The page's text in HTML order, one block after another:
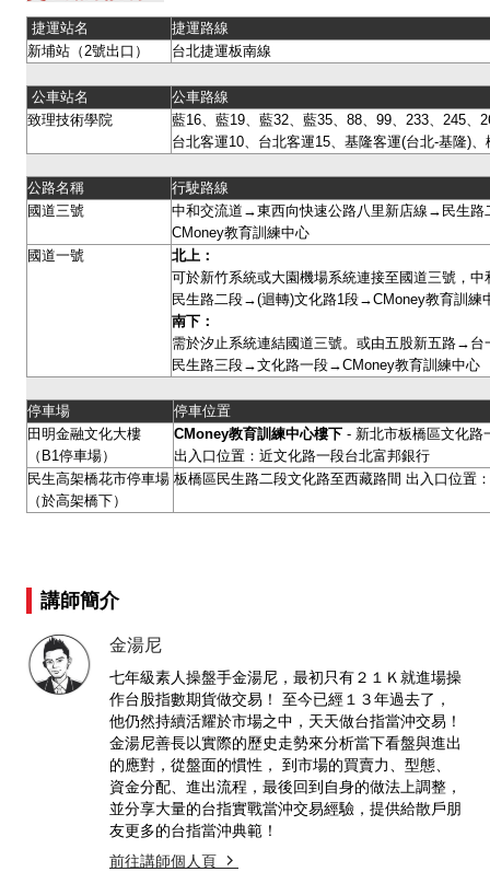
捷運站名
捷運路線
新埔站（2號出口）
台北捷運板南線
公車站名
公車路線
致理技術學院
藍16、藍19、藍32、藍35、88、99、233、245、
台北客運10、台北客運15、基隆客運(台北-基隆)
公路名稱
行駛路線
國道三號
中和交流道→東西向快速公路八里新店線→民生
CMoney教育訓練中心
國道一號
北上：
可於新竹系統或大園機場系統連接至國道三號，
民生路二段→(迴轉)文化路1段→CMoney教育訓練
南下：
需於汐止系統連結國道三號。或由五股新五路
民生路三段→文化路一段→CMoney教育訓練中心
停車場
停車位置
田明金融文化大樓
（B1停車場）
CMoney教育訓練中心樓下 - 新北市板橋區文化路
出入口位置：近文化路一段台北富邦銀行
民生高架橋花市停車場
（於高架橋下）
板橋區民生路二段文化路至西藏路間 出入口位置
講師簡介
金湯尼
七年級素人操盤手金湯尼，最初只有２１Ｋ就進場操
作台股指數期貨做交易！ 至今已經１３年過去了，
他仍然持續活耀於市場之中，天天做台指當沖交易！
金湯尼善長以實際的歷史走勢來分析當下看盤與進出
的應對，從盤面的慣性， 到市場的買賣力、型態、
資金分配、進出流程，最後回到自身的做法上調整，
並分享大量的台指實戰當沖交易經驗，提供給散戶朋
友更多的台指當沖典範！
前往講師個人頁